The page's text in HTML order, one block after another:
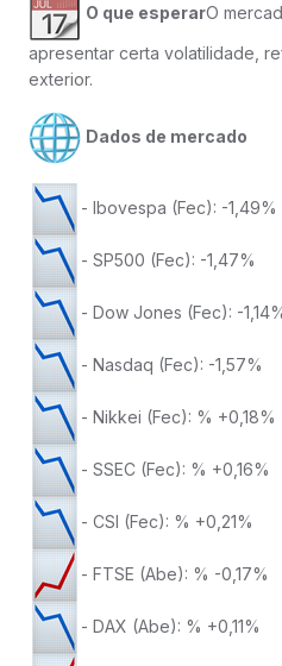
O que esperarO
apresentar certa volatilidade,
exterior.
Dados de mercado
- Ibovespa (Fec): -1,49%
- SP500 (Fec): -1,47%
- Dow Jones (Fec): -
- Nasdaq (Fec): -1,57%
- Nikkei (Fec): % +0,18%
- SSEC (Fec): % +0,16%
- CSI (Fec): % +0,21%
- FTSE (Abe): % -0,17%
- DAX (Abe): % +0,11%